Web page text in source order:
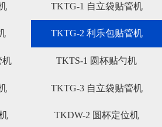
TKTG-1 自立袋贴管机
TKTG-2 利乐包贴管机
机 TKTS-1 圆杯贴勺机
TKTG-3 自立袋贴管机
TKDW-2 圆杯定位机